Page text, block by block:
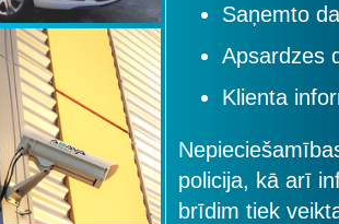
Saņemto
Apsardzes
Klienta
policija, kā arī
brīdim tiek